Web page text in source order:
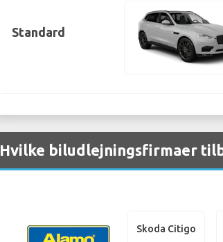
Standard
Hvilke biludlejningsfirmaer
Skoda Citigo